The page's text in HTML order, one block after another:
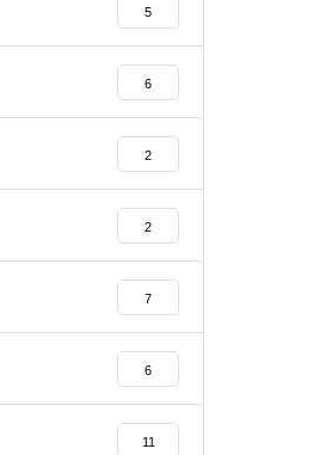
5
6
2
2
7
6
11